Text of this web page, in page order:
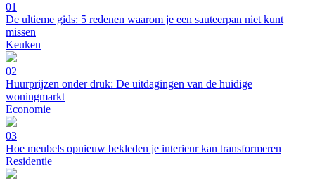
01
De ultieme gids: 5 redenen waarom je een sauteerpan niet kunt
missen
Keuken
02
Huurprijzen onder druk: De uitdagingen van de huidige
woningmarkt
Economie
03
Hoe meubels opnieuw bekleden je interieur kan transformeren
Residentie